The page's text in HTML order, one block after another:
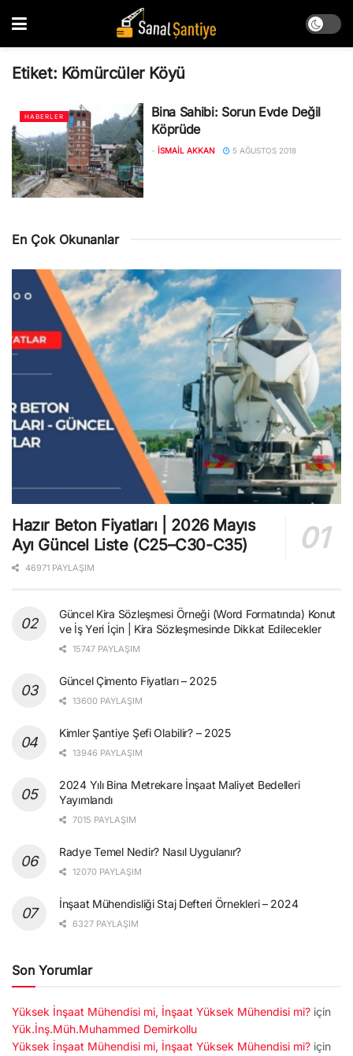
Etiket: Kömürcüler Köyü
HABERLER
Bina Sahibi: Sorun Evde Değil
Köprüde
- İSMAIL AKKAN 5 AĞUSTOS 2018
En Çok Okunanlar
Hazır Beton Fiyatları | 2026 Mayıs
Ayı Güncel Liste (C25–C30-C35)
46971 PAYLAŞIM
Güncel Kira Sözleşmesi Örneği (Word Formatında) Konut
ve İş Yeri İçin | Kira Sözleşmesinde Dikkat Edilecekler
15747 PAYLAŞIM
Güncel Çimento Fiyatları – 2025
13600 PAYLAŞIM
Kimler Şantiye Şefi Olabilir? – 2025
13946 PAYLAŞIM
2024 Yılı Bina Metrekare İnşaat Maliyet Bedelleri
Yayımlandı
7015 PAYLAŞIM
Radye Temel Nedir? Nasıl Uygulanır?
12070 PAYLAŞIM
İnşaat Mühendisliği Staj Defteri Örnekleri – 2024
6327 PAYLAŞIM
Son Yorumlar
Yüksek İnşaat Mühendisi mi, İnşaat Yüksek Mühendisi mi? için
Yük.İnş.Müh.Muhammed Demirkollu
Yüksek İnşaat Mühendisi mi, İnşaat Yüksek Mühendisi mi? için